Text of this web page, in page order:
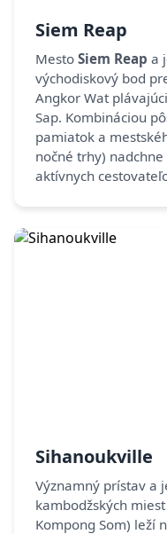
Siem Reap
Mesto Siem Reap a
východiskový bod
Angkor Wat
Sap. Kombináciou
pamiatok a
nočné trhy)
aktívnych
Sihanoukville
Významný prístav a
kambodžských miest
Kompong Som) leží